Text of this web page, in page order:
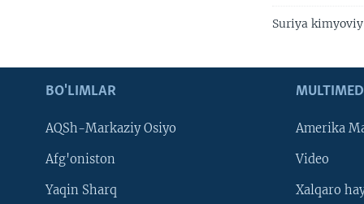
Suriya
BO'LIMLAR
AQSh-Markaziy Osiyo
Afg'oniston
Yaqin Sharq
Amerika
Video
Xalqaro